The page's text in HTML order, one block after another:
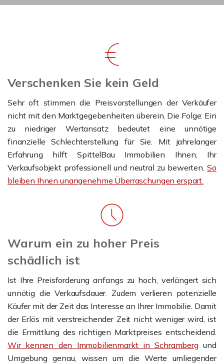
Verschenken Sie kein Geld
Sehr oft stimmen die Preisvorstellungen der Verkäufer
nicht mit den Marktgegebenheiten überein. Die Folge: Ein
zu niedriger Wertansatz bedeutet eine unnötige
finanzielle Schlechterstellung für Sie. Mit jahrelanger
Erfahrung hilft SpittelBau Immobilien Ihnen, Ihr
Verkaufsobjekt professionell und neutral zu bewerten.So
bleiben Ihnen unangenehme Überraschungen erspart.
Warum ein zu hoher Preis
schädlich ist
Ist Ihre Preisforderung anfangs zu hoch, verlängert sich
unnötig die Verkaufsdauer. Zudem verlieren potenzielle
Käufer mit der Zeit das Interesse an Ihrer Immobilie. Damit
der Erlös mit verstreichender Zeit nicht weniger wird, ist
die Ermittlung des richtigen Marktpreises entscheidend.
Wir kennen den Immobilienmarkt in Schrambergund
Umgebung genau, wissen um die Werte umliegender